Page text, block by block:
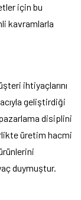
için bu
kavramlarla
ihtiyaçlarını
geliştirdiği
disiplini
üretim hacmi
duymuştur.